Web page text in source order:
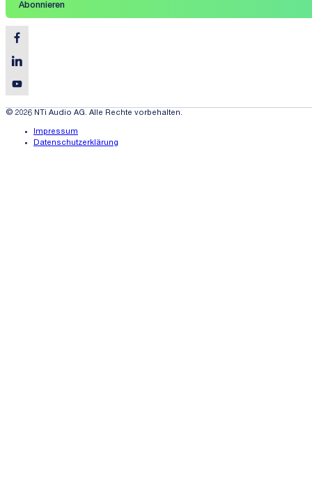
Abonnieren
© 2026 NTi Audio AG. Alle Rechte vorbehalten.
Impressum
Datenschutzerklärung